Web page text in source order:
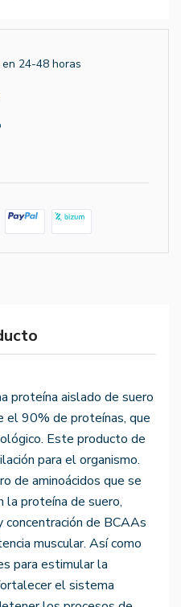
24-48 horas
proteína aislado de suero
el 90% de proteínas, que
Este producto de
para el organismo.
de aminoácidos que se
la proteína de suero,
concentración de BCAAs
muscular. Así como
para estimular la
el sistema